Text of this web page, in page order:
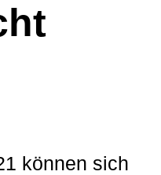
können sich